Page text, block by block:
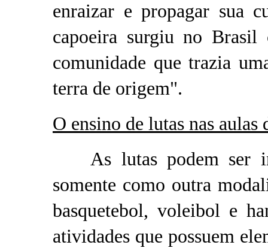
enraizar e propagar sua
capoeira surgiu no Brasil
comunidade que trazia
terra de origem".
O ensino de lutas nas aulas
As lutas podem ser
somente como outra
basquetebol, voleibol e
atividades que possuem